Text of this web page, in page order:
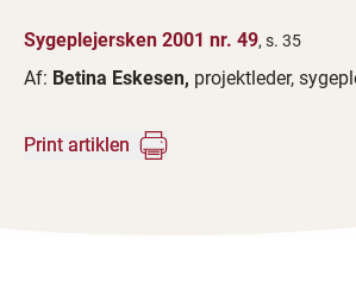
Sygeplejersken 2001 nr. 49, s. 35
Af: Betina Eskesen, projektleder,
Print artiklen